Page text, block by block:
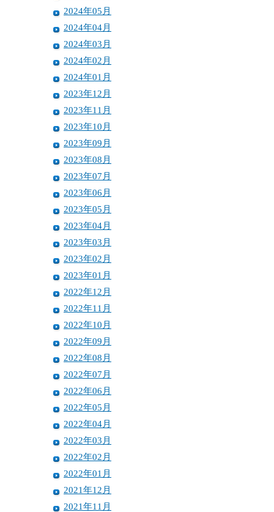
2024年05月
2024年04月
2024年03月
2024年02月
2024年01月
2023年12月
2023年11月
2023年10月
2023年09月
2023年08月
2023年07月
2023年06月
2023年05月
2023年04月
2023年03月
2023年02月
2023年01月
2022年12月
2022年11月
2022年10月
2022年09月
2022年08月
2022年07月
2022年06月
2022年05月
2022年04月
2022年03月
2022年02月
2022年01月
2021年12月
2021年11月